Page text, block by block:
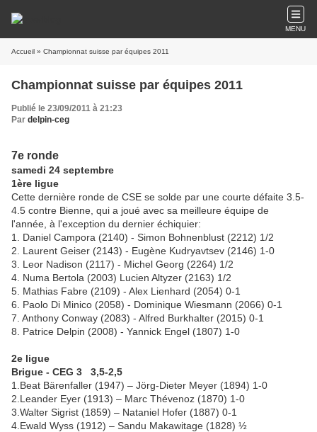
MENU
Accueil » Championnat suisse par équipes 2011
Championnat suisse par équipes 2011
Publié le 23/09/2011 à 21:23
Par delpin-ceg
7e ronde
samedi 24 septembre
1ère ligue
Cette dernière ronde de CSE se solde par une courte défaite 3.5-
4.5 contre Bienne, qui a joué avec sa meilleure équipe de
l'année, à l'exception du dernier échiquier:
1. Daniel Campora (2140) - Simon Bohnenblust (2212) 1/2
2. Laurent Geiser (2143) - Eugène Kudryavtsev (2146) 1-0
3. Leor Nadison (2117) - Michel Georg (2264) 1/2
4. Numa Bertola (2003) Lucien Altyzer (2163) 1/2
5. Mathias Fabre (2109) - Alex Lienhard (2054) 0-1
6. Paolo Di Minico (2058) - Dominique Wiesmann (2066) 0-1
7. Anthony Conway (2083) - Alfred Burkhalter (2015) 0-1
8. Patrice Delpin (2008) - Yannick Engel (1807) 1-0
2e ligue
Brigue - CEG 3 3,5-2,5
1.Beat Bärenfaller (1947) – Jörg-Dieter Meyer (1894) 1-0
2.Leander Eyer (1913) – Marc Thévenoz (1870) 1-0
3.Walter Sigrist (1859) – Nataniel Hofer (1887) 0-1
4.Ewald Wyss (1912) – Sandu Makawitage (1828) ½